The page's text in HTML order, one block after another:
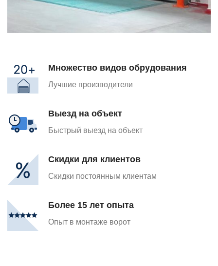
Множество видов обрудования
Лучшие производители
Выезд на объект
Быстрый выезд на объект
Скидки для клиентов
Скидки постоянным клиентам
Более 15 лет опыта
Опыт в монтаже ворот